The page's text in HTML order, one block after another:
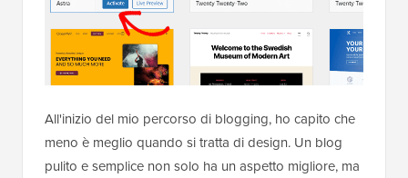
All'inizio del mio percorso di blogging, ho capito che
meno è meglio quando si tratta di design. Un blog
pulito e semplice non solo ha un aspetto migliore, ma